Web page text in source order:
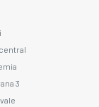
3